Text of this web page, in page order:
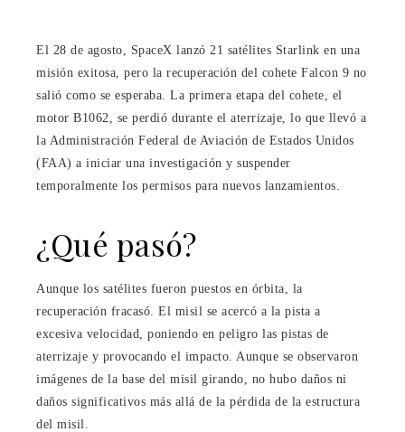
El 28 de agosto, SpaceX lanzó 21 satélites Starlink en una
misión exitosa, pero la recuperación del cohete Falcon 9 no
salió como se esperaba. La primera etapa del cohete, el
motor B1062, se perdió durante el aterrizaje, lo que llevó a
la Administración Federal de Aviación de Estados Unidos
(FAA) a iniciar una investigación y suspender
temporalmente los permisos para nuevos lanzamientos.
¿Qué pasó?
Aunque los satélites fueron puestos en órbita, la
recuperación fracasó. El misil se acercó a la pista a
excesiva velocidad, poniendo en peligro las pistas de
aterrizaje y provocando el impacto. Aunque se observaron
imágenes de la base del misil girando, no hubo daños ni
daños significativos más allá de la pérdida de la estructura
del misil.